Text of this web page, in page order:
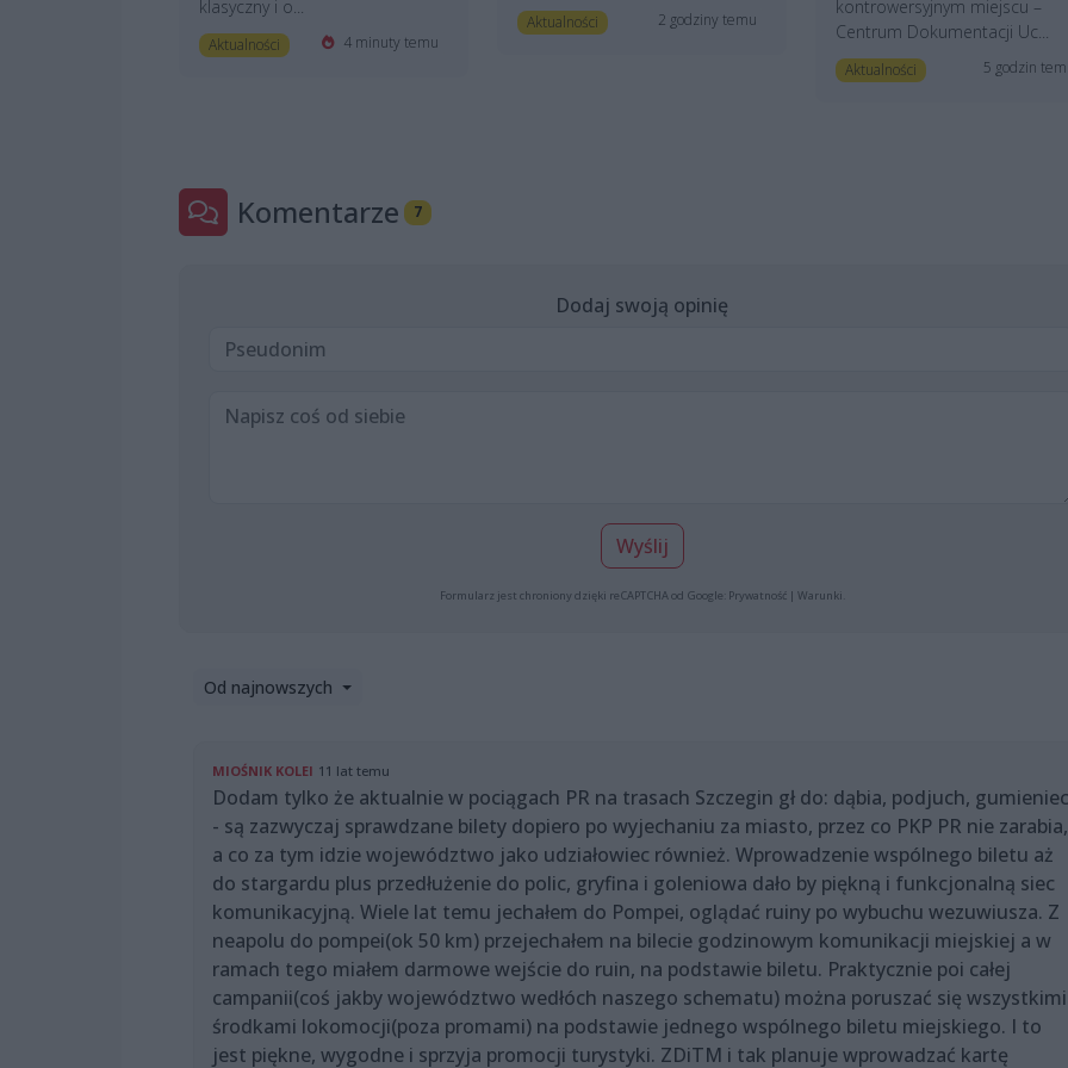
klasyczny i o...
Aktualności 4 minuty temu
Aktualności 2 godziny temu
kontrowersyjnym miejscu –
Centrum Dokumentacji Uc...
Aktualności 5 godzin
Komentarze 7
Dodaj swoją opinię
Wyślij
Formularz jest chroniony dzięki reCAPTCHA od Google: Prywatność| Warunki
Od najnowszych
MIOŚNIK KOLEI 11 lat temu
Dodam tylko że aktualnie w pociągach PR na trasach Szczegin gł do: dąbia, podjuch, gumieniec
- są zazwyczaj sprawdzane bilety dopiero po wyjechaniu za miasto, przez co PKP PR nie zarabia,
a co za tym idzie województwo jako udziałowiec również. Wprowadzenie wspólnego biletu aż
do stargardu plus przedłużenie do polic, gryfina i goleniowa dało by piękną i funkcjonalną siec
komunikacyjną. Wiele lat temu jechałem do Pompei, oglądać ruiny po wybuchu wezuwiusza. Z
neapolu do pompei(ok 50 km) przejechałem na bilecie godzinowym komunikacji miejskiej a w
ramach tego miałem darmowe wejście do ruin, na podstawie biletu. Praktycznie poi całej
campanii(coś jakby województwo wedłóch naszego schematu) można poruszać się wszystkimi
środkami lokomocji(poza promami) na podstawie jednego wspólnego biletu miejskiego. I to
jest piękne, wygodne i sprzyja promocji turystyki. ZDiTM i tak planuje wprowadzać kartę